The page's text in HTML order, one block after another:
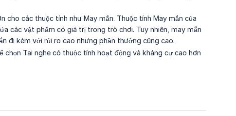
cho các thuộc tính như May mắn. Thuộc tính May mắn của
các vật phẩm có giá trị trong trò chơi. Tuy nhiên, may mắn
đi kèm với rủi ro cao nhưng phần thưởng cũng cao.
Tai nghe có thuộc tính hoạt động và kháng cự cao hơn